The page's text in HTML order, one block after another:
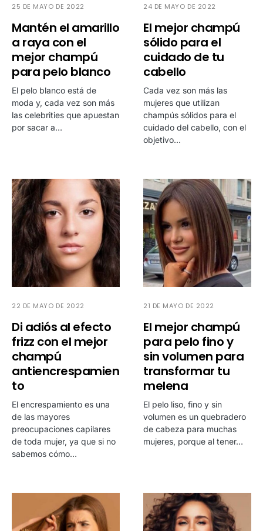
25 DE MAYO DE 2022
Mantén el amarillo
a raya con el
mejor champú
para pelo blanco
El pelo blanco está de
moda y, cada vez son más
las celebrities que apuestan
por sacar a…
24 DE MAYO DE 2022
El mejor champú
sólido para el
cuidado de tu
cabello
Cada vez son más las
mujeres que utilizan
champús sólidos para el
cuidado del cabello, con el
objetivo…
22 DE MAYO DE 2022
Di adiós al efecto
frizz con el mejor
champú
antiencrespamien
to
El encrespamiento es una
de las mayores
preocupaciones capilares
de toda mujer, ya que si no
sabemos cómo…
21 DE MAYO DE 2022
El mejor champú
para pelo fino y
sin volumen para
transformar tu
melena
El pelo liso, fino y sin
volumen es un quebradero
de cabeza para muchas
mujeres, porque al tener…